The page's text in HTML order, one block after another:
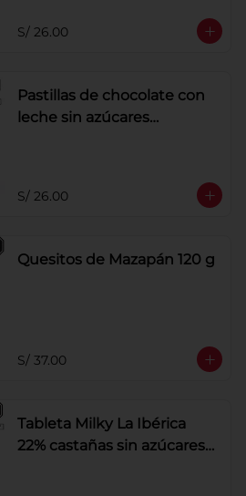
S/ 26.00
Pastillas de chocolate con
leche sin azúcares
S/ 26.00
Quesitos de Mazapán 120 g
S/ 37.00
Tableta Milky La Ibérica
22% castañas sin azúcares